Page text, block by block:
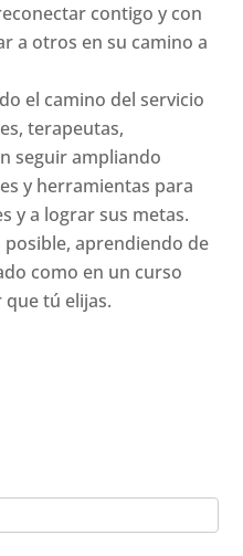
contigo y con
a otros en su camino a
el camino del servicio
terapeutas,
seguir ampliando
y herramientas para
y a lograr sus metas.
aprendiendo de
como en un curso
que tú elijas.